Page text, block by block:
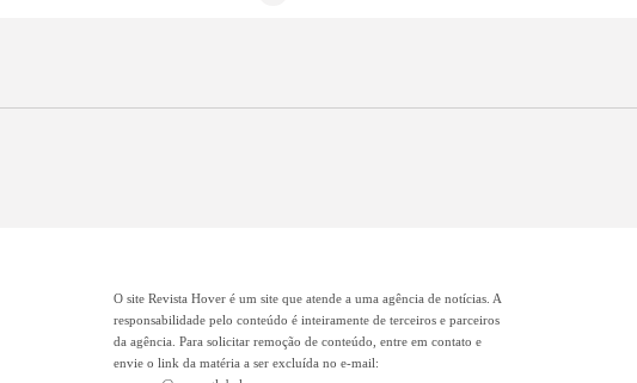
O site Revista Hover é um site que atende a uma agência de notícias. A
responsabilidade pelo conteúdo é inteiramente de terceiros e parceiros
da agência. Para solicitar remoção de conteúdo, entre em contato e
envie o link da matéria a ser excluída no e-mail: